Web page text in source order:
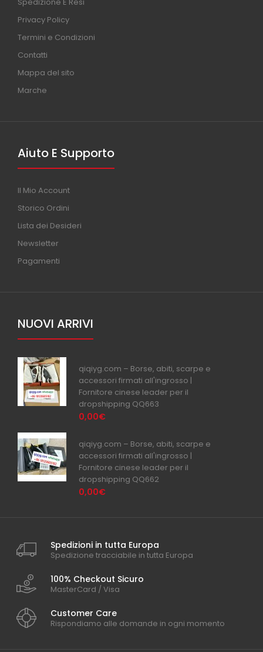
Privacy Policy
Termini e Condizioni
Contatti
Mappa del sito
Marche
Aiuto E Supporto
Il Mio Account
Storico Ordini
Lista dei Desideri
Newsletter
Pagamenti
NUOVI ARRIVI
qiqiyg.com – Borse, abiti, scarpe e
accessori firmati all'ingrosso |
Fornitore cinese leader per il
dropshipping QQ663
0,00€
qiqiyg.com – Borse, abiti, scarpe e
accessori firmati all'ingrosso |
Fornitore cinese leader per il
dropshipping QQ662
0,00€
Spedizioni in tutta Europa
Spedizione tracciabile in tutta Europa
100% Checkout Sicuro
MasterCard / Visa
Customer Care
Rispondiamo alle domande in ogni momento